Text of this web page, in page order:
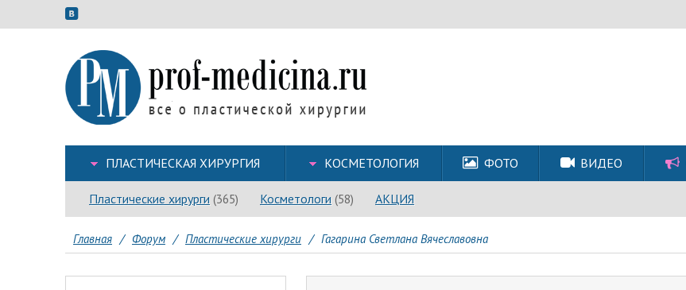
ПЛАСТИЧЕСКАЯ ХИРУРГИЯ КОСМЕТОЛОГИЯ ФОТО ВИДЕО
Пластические хирурги (365) Косметологи (58) АКЦИЯ
Главная / Форум / Пластические хирурги / Гагарина Светлана Вячеславовна